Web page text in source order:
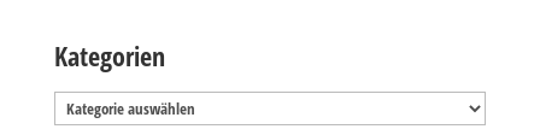
Kategorien
Kategorien